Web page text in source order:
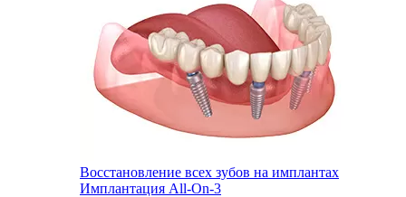
Восстановление всех зубов на имплантах
Имплантация All-On-3